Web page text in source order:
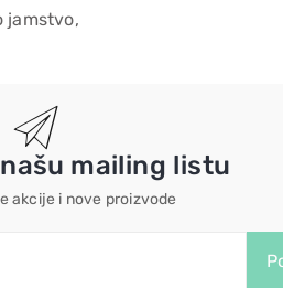
jamstvo,
mailing listu
akcije i nove proizvode